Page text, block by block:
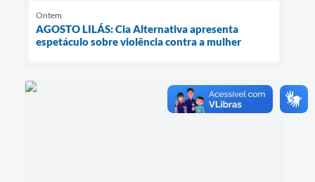
Ontem
AGOSTO LILÁS: Cia Alternativa apresenta
espetáculo sobre violência contra a mulher